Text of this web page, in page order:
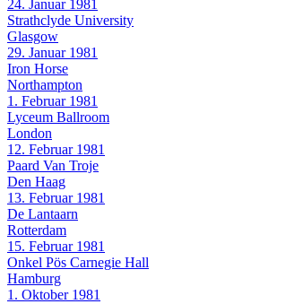
24. Januar 1981
Strathclyde University
Glasgow
29. Januar 1981
Iron Horse
Northampton
1. Februar 1981
Lyceum Ballroom
London
12. Februar 1981
Paard Van Troje
Den Haag
13. Februar 1981
De Lantaarn
Rotterdam
15. Februar 1981
Onkel Pös Carnegie Hall
Hamburg
1. Oktober 1981